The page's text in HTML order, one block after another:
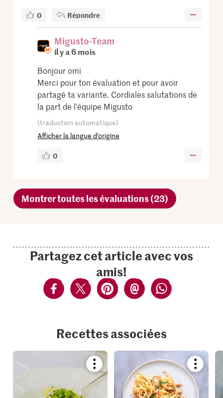
0 Répondre
Migusto-Team
il y a 6 mois
Bonjour omi
Merci pour ton évaluation et pour avoir
partagé ta variante. Cordiales salutations de
la part de l'équipe Migusto
(traduction automatique)
Afficher la langue d’origine
0
Montrer toutes les évaluations (23)
Partagez cet article avec vos
amis!
Recettes associées
Bookmark
recipe
or
recipe
or
add